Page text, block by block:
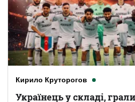
Кирило Круторогов
Українець у складі,